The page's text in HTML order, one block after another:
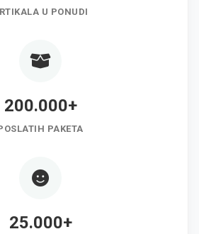
U PONUDI
200.000+
PAKETA
25.000+